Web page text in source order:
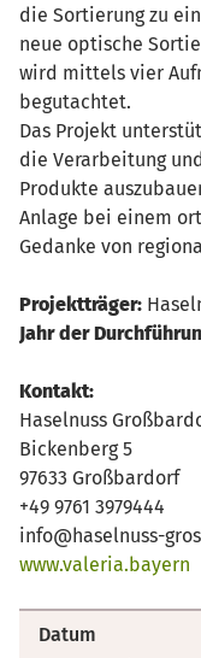
die Sortierung zu
neue optische
wird mittels vier
begutachtet.
Das Projekt
die Verarbeitung
Produkte
Anlage bei einem
Gedanke von
Projektträger:
Jahr der
Kontakt:
Haselnuss
Bickenberg 5
97633 Großbardorf
+49 9761 3979444
info@haselnuss-
www.valeria.bayern
Datum